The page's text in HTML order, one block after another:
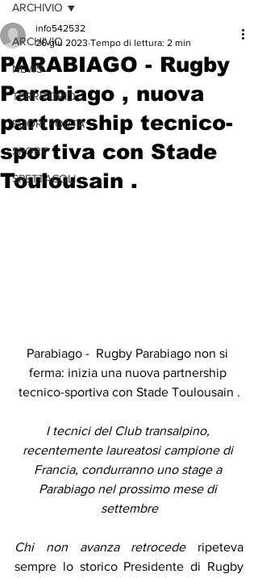
ARCHIVIO
NEWS
TERRITORIO
FUORI PORTA
SPORT
SPETTACOLI
ARCHIVIO
PARABIAGO - Rugby
Parabiago , nuova
partnership tecnico-
sportiva con Stade
Toulousain .
info542532
26 giu 2023 Tempo di lettura: 2 min
Parabiago -  Rugby Parabiago non si
ferma: inizia una nuova partnership
tecnico-sportiva con Stade Toulousain .
I tecnici del Club transalpino,
recentemente laureatosi campione di
Francia, condurranno uno stage a
Parabiago nel prossimo mese di
settembre
Chi non avanza retrocede ripeteva
sempre lo storico Presidente di Rugby